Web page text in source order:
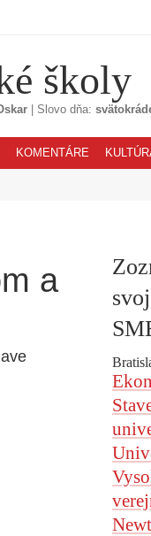
školy
| Slovo dňa:
KOMENTÁRE
a